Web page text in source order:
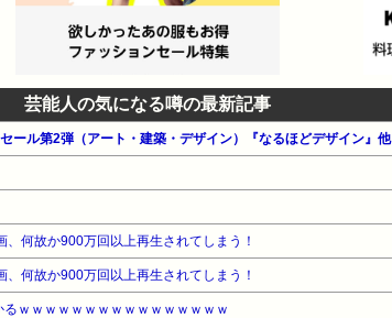
芸能人の気になる噂の最新記事
ール第2弾（アート・建築・デザイン）『なるほどデザイン』他
、何故か900万回以上再生されてしまう！
、何故か900万回以上再生されてしまう！
ｗｗｗｗｗｗｗｗｗｗｗｗｗｗｗｗ